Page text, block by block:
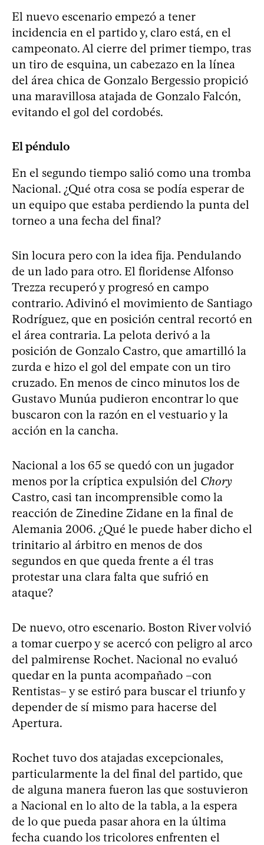
El nuevo escenario empezó a tener
incidencia en el partido y, claro está, en el
campeonato. Al cierre del primer tiempo, tras
un tiro de esquina, un cabezazo en la línea
del área chica de Gonzalo Bergessio propició
una maravillosa atajada de Gonzalo Falcón,
evitando el gol del cordobés.
El péndulo
En el segundo tiempo salió como una tromba
Nacional. ¿Qué otra cosa se podía esperar de
un equipo que estaba perdiendo la punta del
torneo a una fecha del final?
Sin locura pero con la idea fija. Pendulando
de un lado para otro. El floridense Alfonso
Trezza recuperó y progresó en campo
contrario. Adivinó el movimiento de Santiago
Rodríguez, que en posición central recortó en
el área contraria. La pelota derivó a la
posición de Gonzalo Castro, que amartilló la
zurda e hizo el gol del empate con un tiro
cruzado. En menos de cinco minutos los de
Gustavo Munúa pudieron encontrar lo que
buscaron con la razón en el vestuario y la
acción en la cancha.
Nacional a los 65 se quedó con un jugador
menos por la críptica expulsión del Chory
Castro, casi tan incomprensible como la
reacción de Zinedine Zidane en la final de
Alemania 2006. ¿Qué le puede haber dicho el
trinitario al árbitro en menos de dos
segundos en que queda frente a él tras
protestar una clara falta que sufrió en
ataque?
De nuevo, otro escenario. Boston River volvió
a tomar cuerpo y se acercó con peligro al arco
del palmirense Rochet. Nacional no evaluó
quedar en la punta acompañado –con
Rentistas– y se estiró para buscar el triunfo y
depender de sí mismo para hacerse del
Apertura.
Rochet tuvo dos atajadas excepcionales,
particularmente la del final del partido, que
de alguna manera fueron las que sostuvieron
a Nacional en lo alto de la tabla, a la espera
de lo que pueda pasar ahora en la última
fecha cuando los tricolores enfrenten el